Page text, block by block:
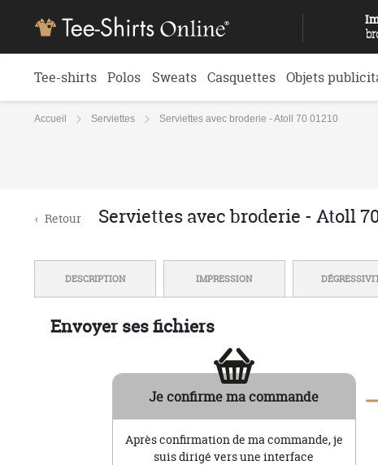
Tee-shirts Polos Sweats Casquettes Objets
Accueil Serviettes Serviettes avec broderie - Atoll 70 01210
‹ Retour Serviettes avec broderie - Atoll
DESCRIPTION IMPRESSION
Envoyer ses fichiers
Je confirme ma commande
Après confirmation de ma commande, je
suis dirigé vers une interface